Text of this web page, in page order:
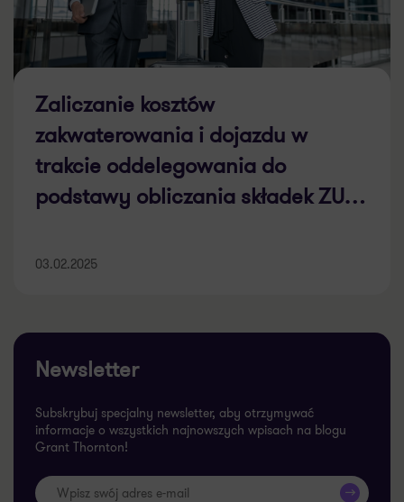
Zaliczanie kosztów
zakwaterowania i dojazdu w
trakcie oddelegowania do
podstawy obliczania składek ZUS
03.02.2025
Newsletter
Subskrybuj specjalny newsletter, aby otrzymywać
informacje o wszystkich najnowszych wpisach na blogu
Grant Thornton!
>>